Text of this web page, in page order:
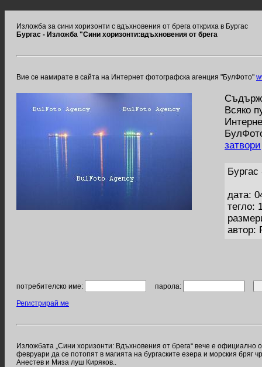
Изложба за сини хоризонти с вдъхновения от брега откриха в Бургас
Бургас - Изложба "Сини хоризонти:вдъхновения от брега
Вие се намирате в сайта на Интернет фотографска агенция "БулФото"
Всяко
затвори
дата:
тегло:
автор:
потребителско име: парола:
Регистрирай ме
Изложбата „Сини хоризонти: Вдъхновения от брега“ вече е официално
февруари да се потопят в магията на бургаските езера и морския
Анестев и Миза луш Киряков..